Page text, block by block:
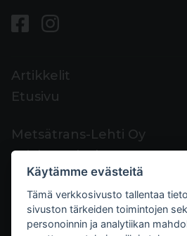
Artikkelit
Etusivu
Metsätrans-Lehti Oy
Asiakaspalvelu
Yhteystiedot
Palaute
Mediakortti
Käytämme evästeitä
Tämä verkkosivusto tallentaa
sivuston tärkeiden toimintojen
personoinnin ja analytiikan